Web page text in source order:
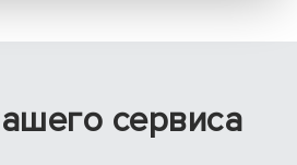
сepвиса